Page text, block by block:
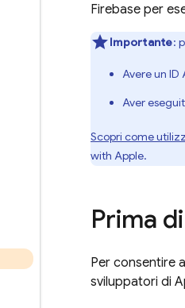
Firebase per
Importante:
Avere un
Aver
Scopri come
with Apple.
Prima
Per consentire
sviluppatori di